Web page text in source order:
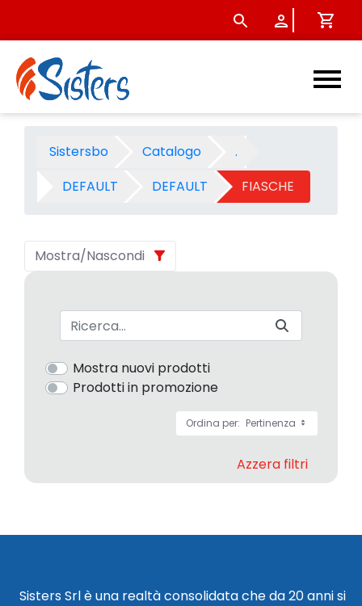
FIASCHE - Categoria -
Sistersbo Catalogo
.
DEFAULT
DEFAULT FIASCHE
Mostra/Nascondi
Barra di ricerca
Mostra nuovi prodotti
Prodotti in promozione
Ordina per: Pertinenza
Azzera filtri
Sisters Srl è una realtà consolidata che da 20 anni si